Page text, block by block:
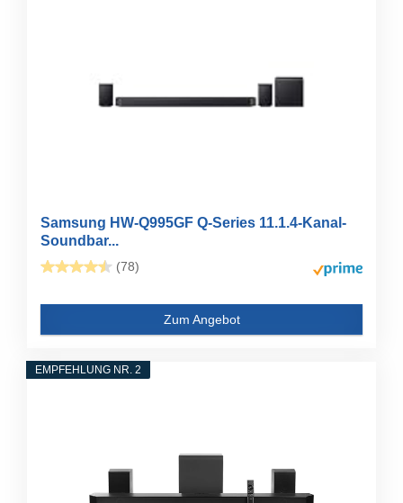
Samsung HW-Q995GF Q-Series 11.1.4-Kanal-
Soundbar...
(78)
Zum Angebot
EMPFEHLUNG NR. 2